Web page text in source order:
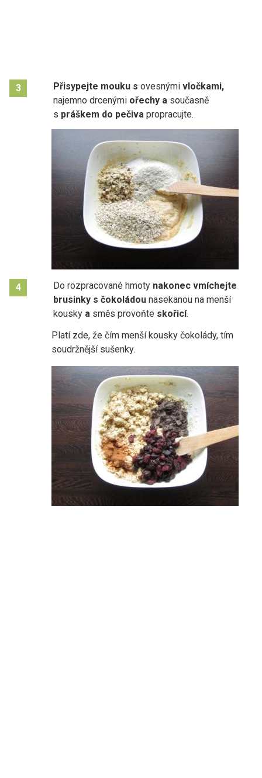
3 Přisypejte mouku s ovesnými vločkami,
najemno drcenými ořechy a současně
s práškem do pečiva propracujte.
4 Do rozpracované hmoty nakonec vmíchejte
brusinky s čokoládou nasekanou na menší
kousky a směs provoňte skořicí.
Platí zde, že čím menší kousky čokolády, tím
soudržnější sušenky.